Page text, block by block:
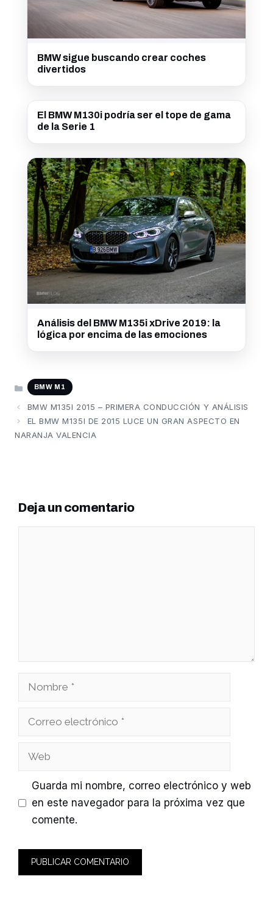
BMW sigue buscando crear coches
divertidos
El BMW M130i podría ser el tope de gama
de la Serie 1
Análisis del BMW M135i xDrive 2019: la
lógica por encima de las emociones
CATEGORÍAS
BMW M1
BMW M135I 2015 – PRIMERA CONDUCCIÓN Y ANÁLISIS
EL BMW M135I DE 2015 LUCE UN GRAN ASPECTO EN
NARANJA VALENCIA
Deja un comentario
Nombre
Correo
Web
Guarda mi nombre, correo electrónico y web
en este navegador para la próxima vez que
comente.